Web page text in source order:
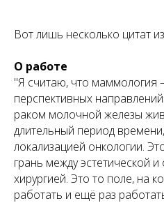
Вот лишь несколько цитат
О работе
"Я считаю, что маммология
перспективных
раком молочной железы
длительный период
локализацией онкологии.
грань между эстетической
хирургией. Это то поле, на
работать и ещё раз